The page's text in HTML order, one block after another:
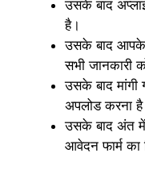
उसके बाद
है।
उसके बाद आपके
सभी जानकारी
उसके बाद मांगी
अपलोड करना
उसके बाद अंत
आवेदन फार्म